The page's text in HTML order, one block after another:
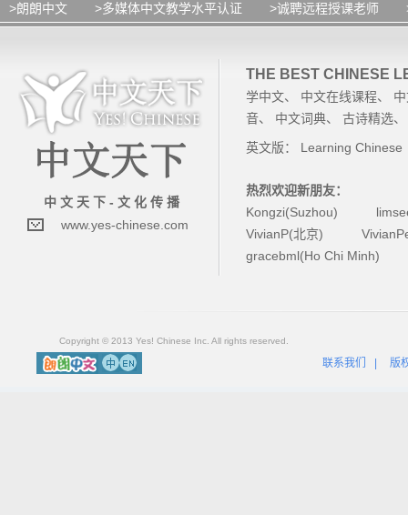
>朗朗中文 >多媒体中文教学水平认证 >诚聘远程授课老师
中 文 天 下 - 文 化 传 播
www.yes-chinese.com
THE BEST CHINESE
学中文、 中文在线课程、
音、 中文词典、 古诗精选
英文版： Learning Chinese
热烈欢迎新朋友：
Kongzi(Suzhou)
VivianP(北京)
gracebml(Ho Chi Minh)
Copyright © 2013 Yes! Chinese Inc. All rights reserved.
联系我们 版